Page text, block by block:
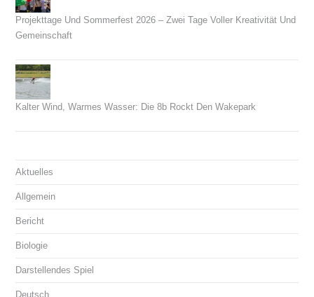
Projekttage Und Sommerfest 2026 – Zwei Tage Voller Kreativität Und
Gemeinschaft
Kalter Wind, Warmes Wasser: Die 8b Rockt Den Wakepark
Aktuelles
Allgemein
Bericht
Biologie
Darstellendes Spiel
Deutsch